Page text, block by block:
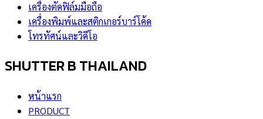
เครื่องตัดฟิล์มมือถือ
เครื่องพิมพ์และสติกเกอร์บาร์โค้ด
โทรทัศน์และวิดีโอ
SHUTTER B THAILAND
หน้าแรก
PRODUCT